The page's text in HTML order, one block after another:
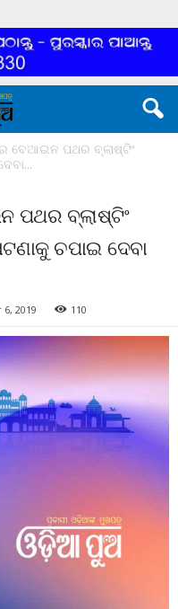
ବେଆଇନ ପଥର ବ୍ଲାଷ୍ଟିଂ
ପଥର ବ୍ଲାଷ୍ଟିଂ
ଚପାଇ ଦେବା
2019 110